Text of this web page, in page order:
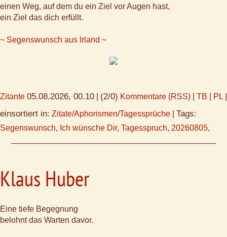
einen Weg, auf dem du ein Ziel vor Augen hast,
ein Ziel das dich erfüllt.
~ Segenswunsch aus Irland ~
Zitante 05.08.2026, 00.10 (2/0) Kommentare (RSS) | TB PL
einsortiert in: Zitate/Aphorismen/Tagessprüche Tags:
Segenswunsch, Ich wünsche Dir, Tagesspruch, 20260805,
Klaus Huber
Eine tiefe Begegnung
belohnt das Warten davor.